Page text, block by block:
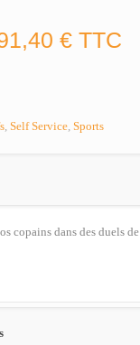
€TTC
, Self Service, Sports
copains dans des duels de